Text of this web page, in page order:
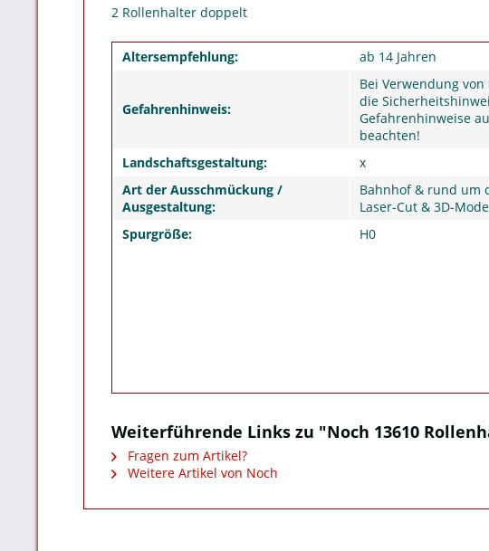
2 Rollenhalter doppelt
Altersempfehlung: ab 14 Jahren
Gefahrenhinweis:
Bei Verwendung
die
Gefahrenhinweise
beachten!
Landschaftsgestaltung:
x
Art der Ausschmückung /
Ausgestaltung:
Bahnhof & rund um
Laser-Cut & 3D-
Spurgröße:
H0
Weiterführende Links zu "Noch 13610
Fragen zum Artikel?
Weitere Artikel von Noch